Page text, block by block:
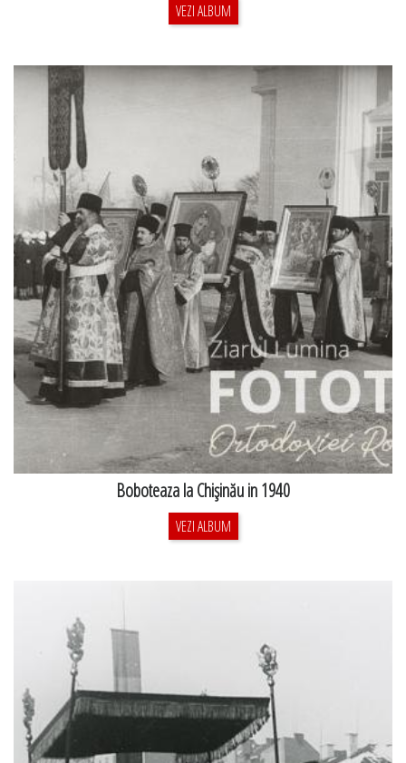
VEZI ALBUM
Boboteaza la Chişinău in 1940
VEZI ALBUM